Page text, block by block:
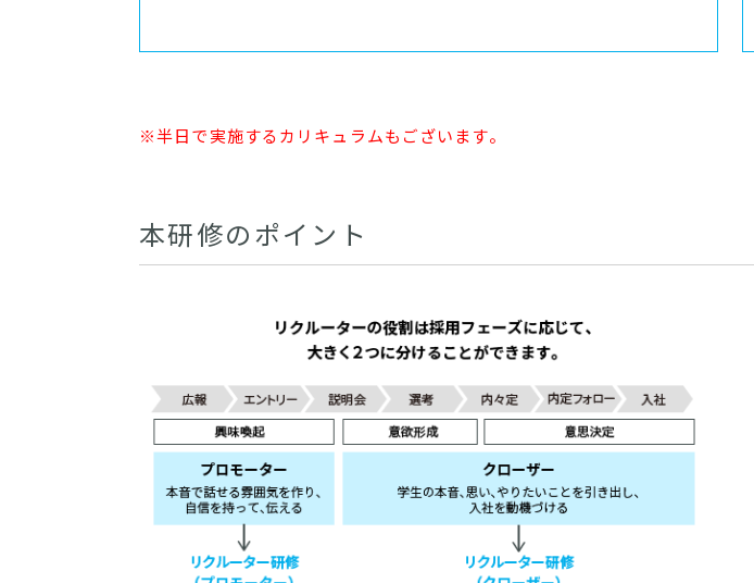
※半日で実施するカリキュラムもございます。
本研修のポイント